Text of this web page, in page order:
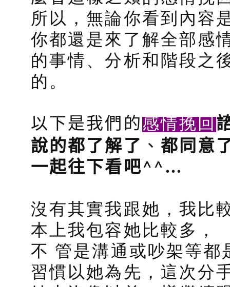
所以，無論你看到內容
你都還是來了解全部感
的事情、分析和階段之
的。
以下是我們的感情挽回
說的都了解了 、 都同意
一起往下看吧^^…
沒有其實我跟她，我比
本上我包容她比較多，
不 管是溝通或吵架等
習慣以她為先，這次分